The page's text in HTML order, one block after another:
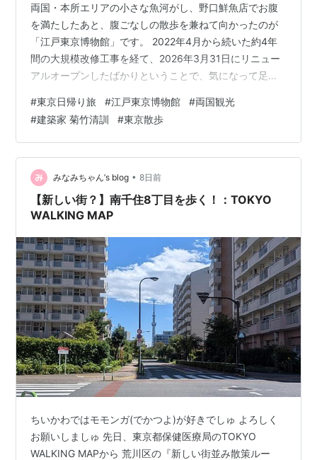
両国・本所エリアの小さな魚河がし、野口鮮魚店でお腹
を満たしたあと、腹ごなしの散歩を兼ねて向かったのが
「江戸東京博物館」です。 2022年4月から続いた約4年
間の大規模改修工事を経て、2026年3月31日にリニュー
アルオープンしたばかりということで、気になって足を
記憶はほとんど皆無。ほぼ、初訪問のような気持ちで巡
った館内の様子と、リニューアルの見どころをまとめて
紹介します。 そもそも「江戸東京博物館」ってどんなと
ころ？ 基本情報 野口鮮魚店から徒歩約20分、散歩を楽し
みながら江戸東京博物館へ ほぼ初訪問気分！最新のデジ
タル技術で江戸と東京の歴史…
#東京日帰り旅 #江戸東京博物館 #両国観光
#建築家 菊竹清訓 #東京散歩
みなみちゃん’s blog • 8日前
【新しい街？】南千住8丁目を歩く！：TOKYO
WALKING MAP
ちいかわではモモンガ(でかつよ)が好きでしゅ よろしく
お願いしましゅ 先日、東京都保健医療局のTOKYO
WALKING MAPから 荒川区の『新しい街並み散策ルー